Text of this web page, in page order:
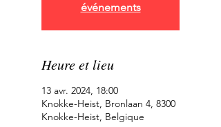
événements
Heure et lieu
13 avr. 2024, 18:00
Knokke-Heist, Bronlaan 4, 8300
Knokke-Heist, Belgique